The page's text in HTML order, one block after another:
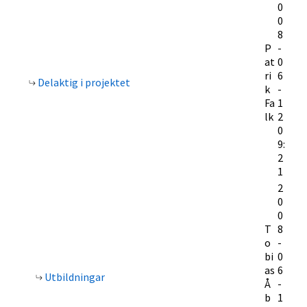
Delaktig i projektet
P
at
ri
k
Fa
lk
0
0
8
-
0
6
-
1
2
0
9:
2
1
Utbildningar
T
o
bi
as
Å
b
2
0
0
8
-
0
6
-
1